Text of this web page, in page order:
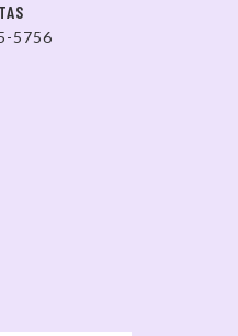
5756